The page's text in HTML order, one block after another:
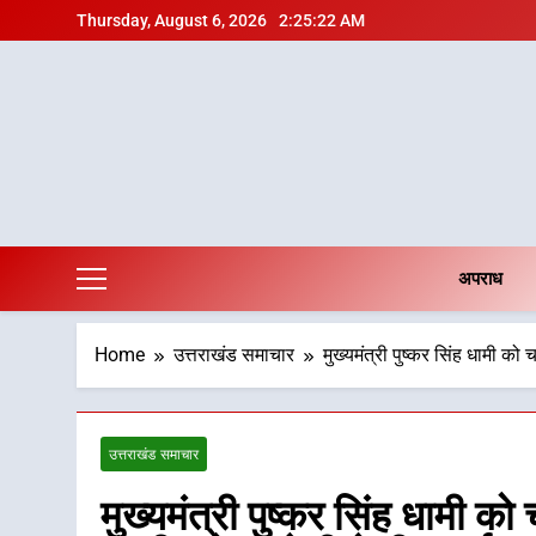
to
Thursday, August 6, 2026 2:25:23 AM
अपराध
Home उत्तराखंड समाचार मुख्यमंत्री पुष्कर सिंह धामी को
उत्तराखंड समाचार
मुख्यमंत्री पुष्कर सिंह धामी को